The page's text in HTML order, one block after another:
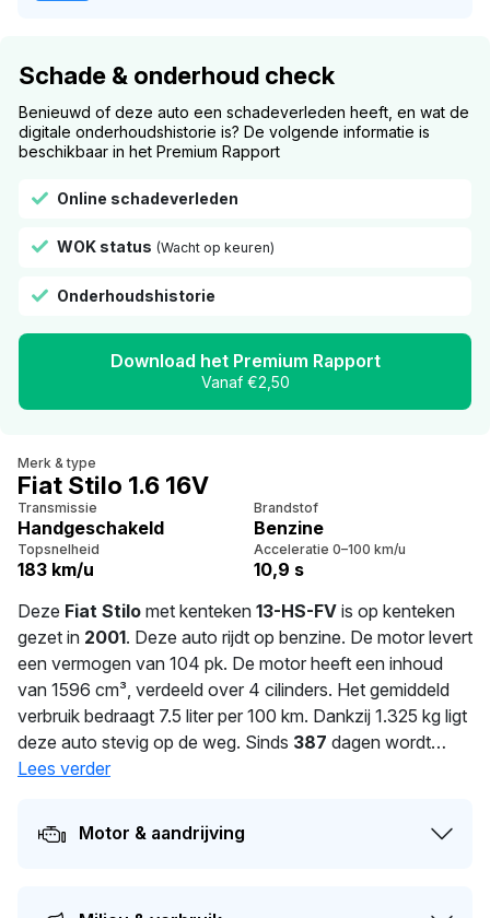
Schade & onderhoud check
Benieuwd of deze auto een schadeverleden heeft, en wat de
digitale onderhoudshistorie is? De volgende informatie is
beschikbaar in het Premium Rapport
Online schadeverleden
WOK status (Wacht op keuren)
Onderhoudshistorie
Download het Premium Rapport
Vanaf €2,50
Merk & type
Fiat Stilo 1.6 16V
Transmissie
Handgeschakeld
Brandstof
Benzine
Topsnelheid
183 km/u
Acceleratie 0–100 km/u
10,9 s
Deze Fiat Stilo met kenteken 13-HS-FV is op kenteken
gezet in 2001. Deze auto rijdt op benzine. De motor levert
een vermogen van 104 pk. De motor heeft een inhoud
van 1596 cm³, verdeeld over 4 cilinders. Het gemiddeld
verbruik bedraagt 7.5 liter per 100 km. Dankzij 1.325 kg ligt
deze auto stevig op de weg. Sinds 387 dagen wordt
deze auto bereden door de huidige eigenaar. De APK is
keer van eigenaar gewisseld.
Lees verder
Motor & aandrijving